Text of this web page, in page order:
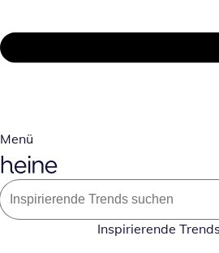
Menü
Inspirierende